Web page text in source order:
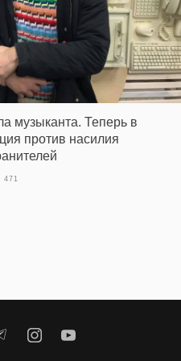
музыканта. Теперь в
против насилия
471